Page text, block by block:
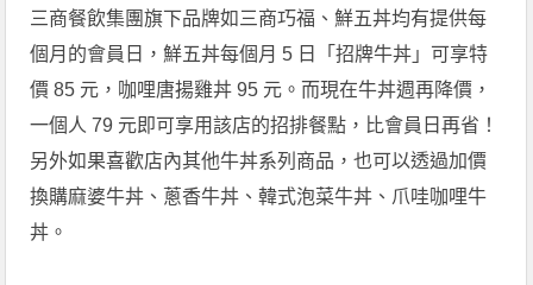
三商餐飲集團旗下品牌如三商巧福、鮮五丼均有提供每
個月的會員日，鮮五丼每個月 5 日「招牌牛丼」可享特
價 85 元，咖哩唐揚雞丼 95 元。而現在牛丼週再降價，
一個人 79 元即可享用該店的招排餐點，比會員日再省！
另外如果喜歡店內其他牛丼系列商品，也可以透過加價
換購麻婆牛丼、蔥香牛丼、韓式泡菜牛丼、爪哇咖哩牛
丼。